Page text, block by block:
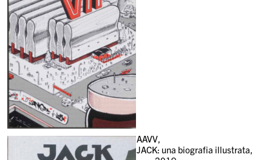
AAVV,
JACK: una biografia illustrata,